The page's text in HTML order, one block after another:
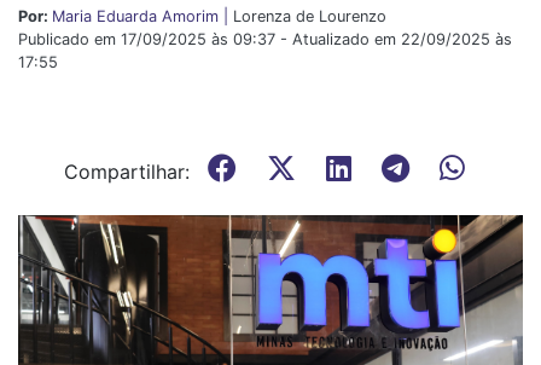
Por: Maria Eduarda Amorim | Lorenza de Lourenzo
Publicado em 17/09/2025 às 09:37 - Atualizado em 22/09/2025 às
17:55
Compartilhar: